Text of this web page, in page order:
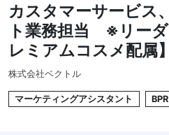
カスタマーサービス
ト業務担当 ※リー
レミアムコスメ配属】
株式会社ベクトル
マーケティングアシスタント